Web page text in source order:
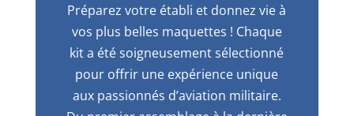
Préparez votre établi et donnez vie à
vos plus belles maquettes ! Chaque
kit a été soigneusement sélectionné
pour offrir une expérience unique
aux passionnés d’aviation militaire.